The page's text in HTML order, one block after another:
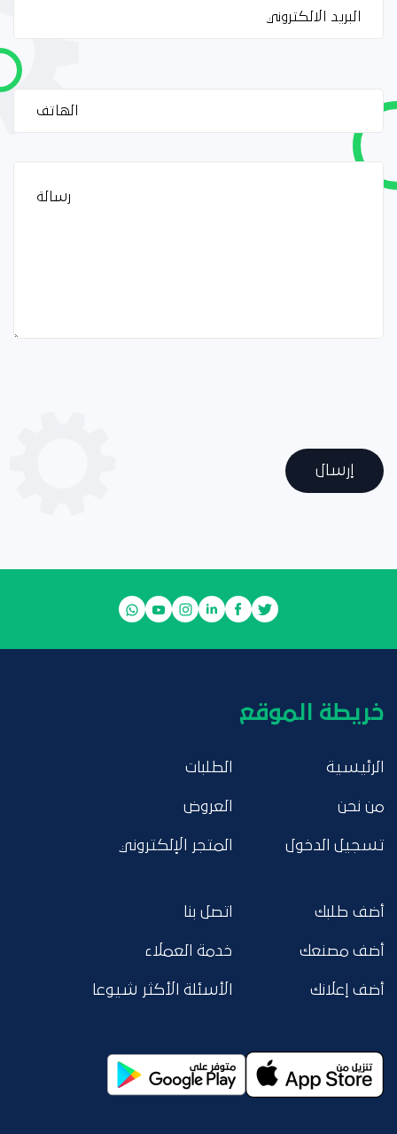
إرسال
خريطة الموقع
الرئيسية
من نحن
تسجيل الدخول
الطلبات
العروض
المتجر الإلكتروني
أضف طلبك
أضف مصنعك
أضف إعلانك
اتصل بنا
خدمة العملاء
الأسئلة الأكثر شيوعا